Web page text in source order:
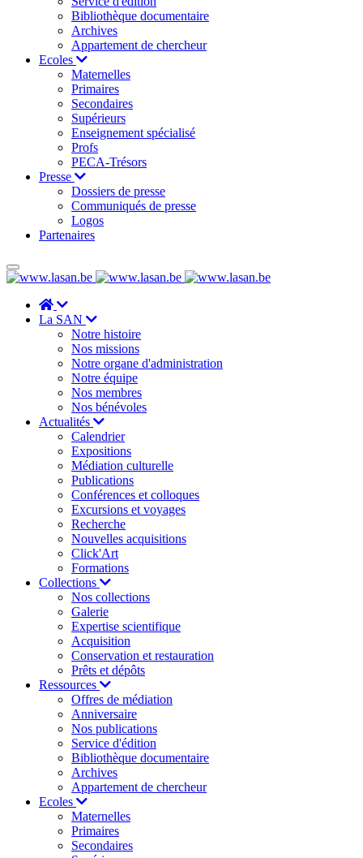
Bibliothèque documentaire
Archives
Appartement de chercheur
Ecoles
Maternelles
Primaires
Secondaires
Supérieurs
Enseignement spécialisé
Profs
PECA-Trésors
Presse
Dossiers de presse
Communiqués de presse
Logos
Partenaires
La SAN
Notre histoire
Nos missions
Notre organe d'administration
Notre équipe
Nos membres
Nos bénévoles
Actualités
Calendrier
Expositions
Médiation culturelle
Publications
Conférences et colloques
Excursions et voyages
Recherche
Nouvelles acquisitions
Click'Art
Formations
Collections
Nos collections
Galerie
Expertise scientifique
Acquisition
Conservation et restauration
Prêts et dépôts
Ressources
Offres de médiation
Anniversaire
Nos publications
Service d'édition
Bibliothèque documentaire
Archives
Appartement de chercheur
Ecoles
Maternelles
Primaires
Secondaires